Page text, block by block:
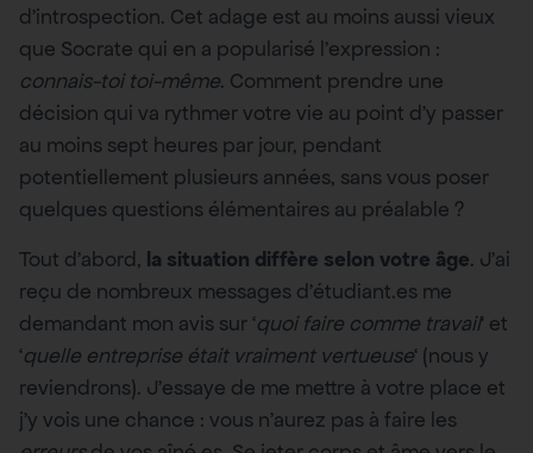
d’introspection. Cet adage est au moins aussi vieux
que Socrate qui en a popularisé l’expression :
connais-toi toi-même. Comment prendre une
décision qui va rythmer votre vie au point d’y passer
au moins sept heures par jour, pendant
potentiellement plusieurs années, sans vous poser
quelques questions élémentaires au préalable ?
Tout d’abord, la situation diffère selon votre âge. J’ai
reçu de nombreux messages d’étudiant.es me
demandant mon avis sur ‘quoi faire comme travail‘ et
‘quelle entreprise était vraiment vertueuse‘ (nous y
reviendrons). J’essaye de me mettre à votre place et
j’y vois une chance : vous n’aurez pas à faire les